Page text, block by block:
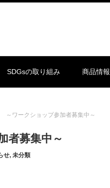
SDGsの取り組み 商品情報
～ワークショップ参加者募集中～
者募集中～
せ, 未分類